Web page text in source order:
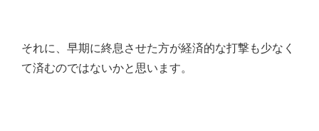
それに、早期に終息させた方が経済的な打撃も少なく
て済むのではないかと思います。